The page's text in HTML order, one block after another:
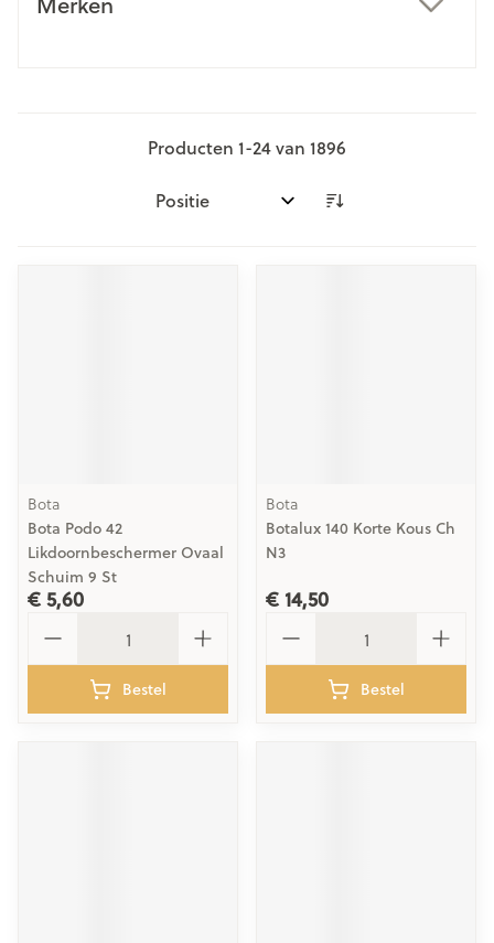
Producten 1-24van 1896
Sorteer op:
Bota
Bota Podo 42
Likdoornbeschermer Ovaal
Schuim 9 St
€ 5,60
Bestel
Bota
Botalux 140 Korte Kous Ch
N3
€ 14,50
Bestel